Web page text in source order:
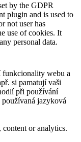
by the GDPR
plugin and is used to
not user has
use of cookies. It
personal data.
funkcionality webu a
si pamatují vaši
při používání
jazyková
or analytics.